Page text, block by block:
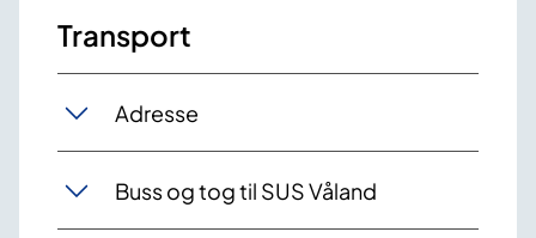
Transport
Adresse
Buss og tog til SUS Våland